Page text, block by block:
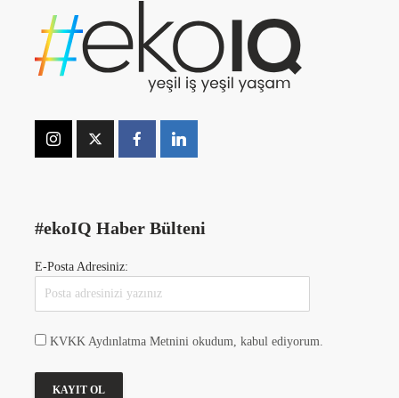
#ekoIQ Haber Bülteni
E-Posta Adresiniz:
KVKK Aydınlatma Metnini okudum, kabul ediyorum.